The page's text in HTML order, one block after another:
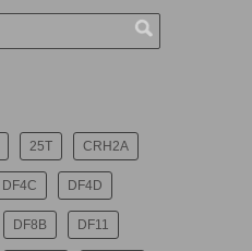
25T CRH2A
DF4C DF4D
DF8B DF11